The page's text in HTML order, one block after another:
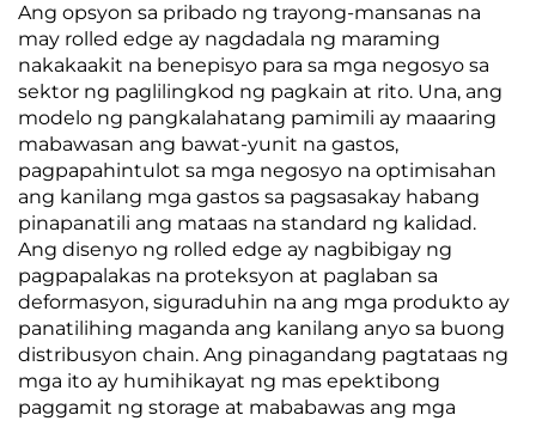
Ang opsyon sa pribado ng trayong-mansanas na
may rolled edge ay nagdadala ng maraming
nakakaakit na benepisyo para sa mga negosyo sa
sektor ng paglilingkod ng pagkain at rito. Una, ang
modelo ng pangkalahatang pamimili ay maaaring
mabawasan ang bawat-yunit na gastos,
pagpapahintulot sa mga negosyo na optimisahan
ang kanilang mga gastos sa pagsasakay habang
pinapanatili ang mataas na standard ng kalidad.
Ang disenyo ng rolled edge ay nagbibigay ng
pagpapalakas na proteksyon at paglaban sa
deformasyon, siguraduhin na ang mga produkto ay
panatilihing maganda ang kanilang anyo sa buong
distribusyon chain. Ang pinagandang pagtataas ng
mga ito ay humihikayat ng mas epektibong
paggamit ng storage at mababawas ang mga